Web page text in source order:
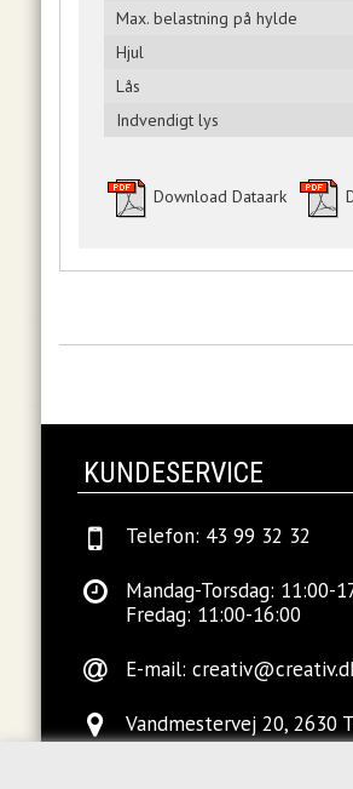
Max. belastning på hylde
Hjul
Lås
Indvendigt lys
Download Dataark
KUNDESERVICE
Telefon: 43 99 32 32
Mandag-Torsdag: 11:00-
Fredag: 11:00-16:00
E-mail:
Vandmestervej 20, 2630